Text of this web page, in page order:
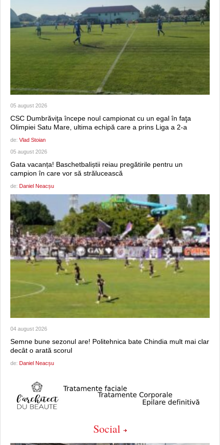
05 august 2026
CSC Dumbrăviţa începe noul campionat cu un egal în faţa
Olimpiei Satu Mare, ultima echipă care a prins Liga a 2-a
de: Vlad Stoian
05 august 2026
Gata vacanța! Baschetbaliștii reiau pregătirile pentru un
campion în care vor să strălucească
de: Daniel Neacșu
04 august 2026
Semne bune sezonul are! Politehnica bate Chindia mult mai clar
decât o arată scorul
de: Daniel Neacșu
Social